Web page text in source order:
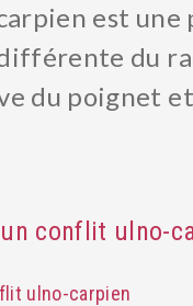
est une
du
du poignet
conflit ulno-
ulno-carpien